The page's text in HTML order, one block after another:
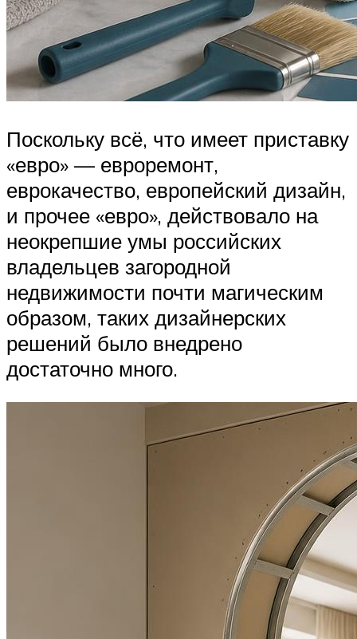
Поскольку всё, что имеет приставку
«евро» — евроремонт,
еврокачество, европейский дизайн,
и прочее «евро», действовало на
неокрепшие умы российских
владельцев загородной
недвижимости почти магическим
образом, таких дизайнерских
решений было внедрено
достаточно много.